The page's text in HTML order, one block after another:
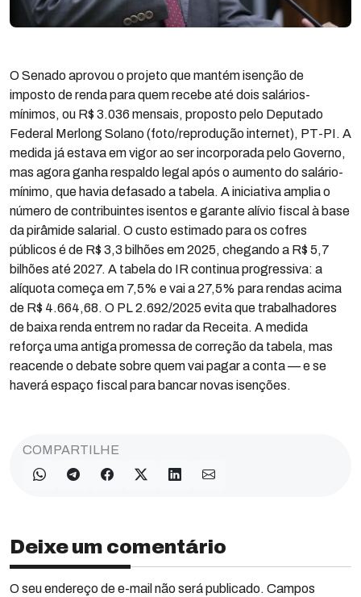
O Senado aprovou o projeto que mantém isenção de
imposto de renda para quem recebe até dois salários-
mínimos, ou R$ 3.036 mensais, proposto pelo Deputado
Federal Merlong Solano (foto/reprodução internet), PT-PI. A
medida já estava em vigor ao ser incorporada pelo Governo,
mas agora ganha respaldo legal após o aumento do salário-
mínimo, que havia defasado a tabela. A iniciativa amplia o
número de contribuintes isentos e garante alívio fiscal à base
da pirâmide salarial. O custo estimado para os cofres
públicos é de R$ 3,3 bilhões em 2025, chegando a R$ 5,7
bilhões até 2027. A tabela do IR continua progressiva: a
alíquota começa em 7,5% e vai a 27,5% para rendas acima
de R$ 4.664,68. O PL 2.692/2025 evita que trabalhadores
de baixa renda entrem no radar da Receita. A medida
reforça uma antiga promessa de correção da tabela, mas
reacende o debate sobre quem vai pagar a conta — e se
haverá espaço fiscal para bancar novas isenções.
COMPARTILHE
Deixe um comentário
O seu endereço de e-mail não será publicado. Campos